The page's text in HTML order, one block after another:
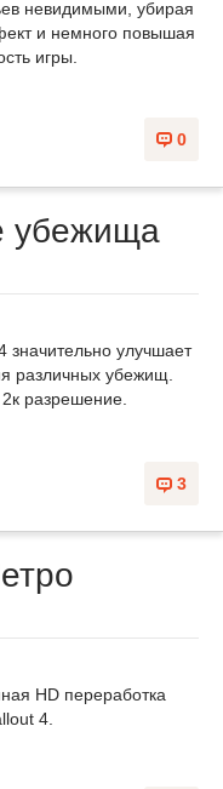
невидимыми, убирая
и немного повышая
игры.
0
убежища
улучшает
различных убежищ.
разрешение.
3
HD переработка
4.